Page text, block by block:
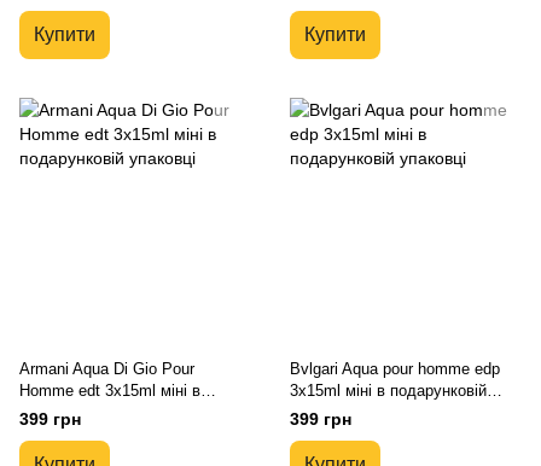
Купити Купити
Armani Aqua Di Gio Pour
Homme edt 3x15ml міні в
подарунковій упаковці
399 грн
Bvlgari Aqua pour homme edp
3x15ml міні в подарунковій
упаковці
399 грн